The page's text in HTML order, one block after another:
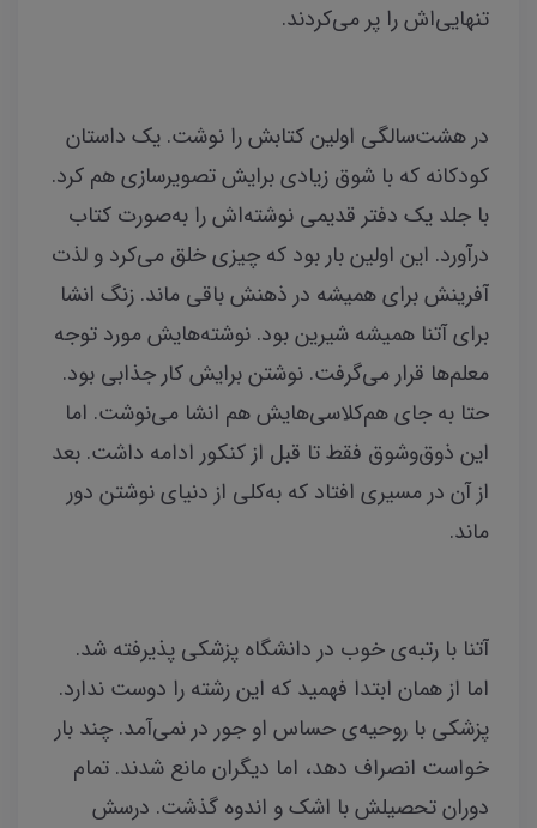
تنهایی‌اش را پر می‌کردند.
در هشت‌سالگی اولین کتابش را نوشت. یک داستان
کودکانه که با شوق زیادی برایش تصویرسازی هم کرد.
با جلد یک دفتر قدیمی نوشته‌اش را به‌صورت کتاب
درآورد. این اولین بار بود که چیزی خلق می‌کرد و لذت
آفرینش برای همیشه در ذهنش باقی ماند. زنگ انشا
برای آتنا همیشه شیرین بود. نوشته‌هایش مورد توجه
معلم‌ها قرار می‌گرفت. نوشتن برایش کار جذابی بود.
حتا به جای هم‌کلاسی‌هایش هم انشا می‌نوشت. اما
این ذوق‌وشوق فقط تا قبل از کنکور ادامه داشت. بعد
از آن در مسیری افتاد که به‌کلی از دنیای نوشتن دور
ماند.
آتنا با رتبه‌ی خوب در دانشگاه پزشکی پذیرفته شد.
اما از همان ابتدا فهمید که این رشته را دوست ندارد.
پزشکی با روحیه‌ی حساس او جور در نمی‌آمد. چند بار
خواست انصراف دهد، اما دیگران مانع شدند. تمام
دوران تحصیلش با اشک و اندوه گذشت. درسش